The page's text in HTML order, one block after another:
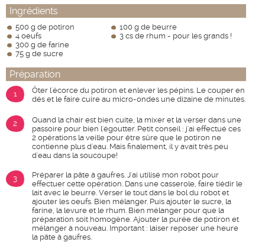
Ingrédients
500 g de potiron
4 oeufs
300 g de farine
75 g de sucre
100 g de beurre
3 cs de rhum - pour les grands !
Préparation
1
Ôter l'écorce du potiron et enlever les pépins. Le couper en
dés et le faire cuire au micro-ondes une dizaine de minutes.
2
Quand la chair est bien cuite, la mixer et la verser dans une
passoire pour bien l'égoutter. Petit conseil : j'ai effectué ces
2 opérations la veille pour être sûre que le potiron ne
contienne plus d'eau. Mais finalement, il y avait très peu
d'eau dans la soucoupe!
3
Préparer la pâte à gaufres. J'ai utilisé mon robot pour
effectuer cette opération. Dans une casserole, faire tiédir le
lait avec le beurre. Verser le tout dans le bol du robot et
ajouter les oeufs. Bien mélanger. Puis ajouter le sucre, la
farine, la levure et le rhum. Bien mélanger pour que la
préparation soit homogène. Ajouter la purée de potiron et
mélanger à nouveau. Important : laiser reposer une heure
la pâte à gaufres.